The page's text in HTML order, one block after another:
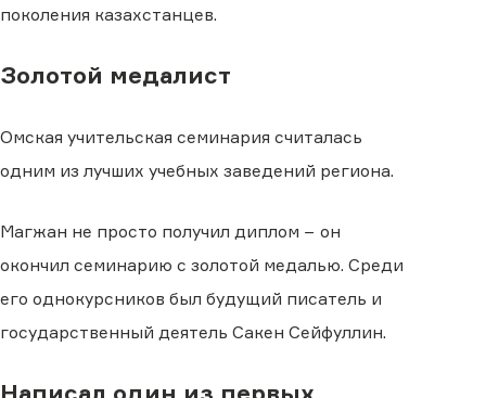
поколения казахстанцев.
Золотой медалист
Омская учительская семинария считалась
одним из лучших учебных заведений региона.
Магжан не просто получил диплом − он
окончил семинарию с золотой медалью. Среди
его однокурсников был будущий писатель и
государственный деятель Сакен Сейфуллин.